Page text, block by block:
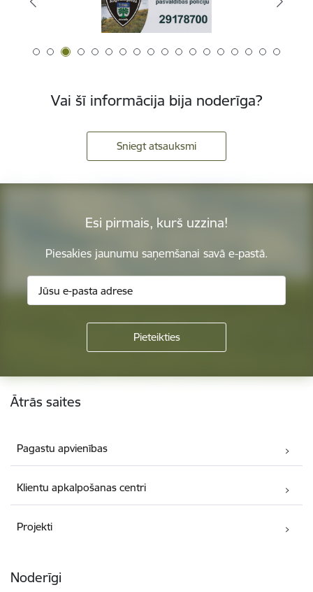
Vai šī informācija bija noderīga?
Sniegt atsauksmi
Esi pirmais, kurš uzzina!
Piesakies jaunumu saņemšanai savā e-pastā.
Kājene
Ātrās saites
Pagastu apvienības
Klientu apkalpošanas centri
Projekti
Noderīgi